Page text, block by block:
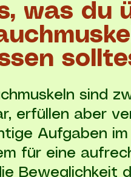
was du
sind
erfüllen aber
Aufgaben im
für eine
Beweglichkeit